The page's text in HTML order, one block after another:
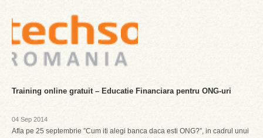
Training online gratuit – Educatie Financiara pentru ONG-uri
04 Sep 2014
Afla pe 25 septembrie ”Cum iti alegi banca daca esti ONG?”, in cadrul unui